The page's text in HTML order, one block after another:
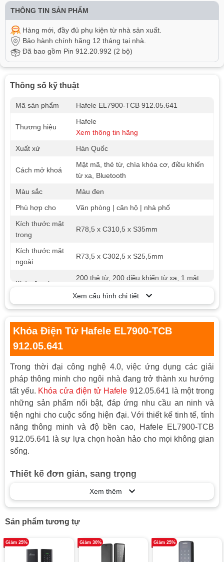
THÔNG TIN SẢN PHẨM
Hàng mới, đầy đủ phụ kiện từ nhà sản xuất.
Bảo hành chính hãng 12 tháng tại nhà.
Đã bao gồm Pin 912.20.992 (2 bộ)
Thông số kỹ thuật
Mã sản phẩm Hafele EL7900-TCB 912.05.641
Thương hiệu
Hafele
Xem thông tin hãng
Xuất xứ
Hàn Quốc
Cách mở khoá
Mật mã, thẻ từ, chìa khóa cơ, điều khiển
từ xa, Bluetooth
Màu sắc
Màu đen
Phù hợp cho
Văn phòng | căn hộ | nhà phố
Kích thước mặt
trong
R78,5 x C310,5 x S35mm
Kích thước mặt
ngoài
R73,5 x C302,5 x S25,5mm
Khả năng lưu
200 thẻ từ, 200 điều khiển từ xa, 1 mật
giới hạn
Tính năng
thời gian thực
bằng cách sử dụng kèm mật mã ảo
Vật liệu
Nhôm, Kẽm, nhựa ABS, sơn phủ kim loại
3 lớp
Nguồn điện
6V ( 8 viên pin alkaline, loại 1,5V, cỡ AA )
Nguồn khẩn
cấp
Pin alkaline 9V
Độ dày cửa
Đố cửa
120 mm
Cửa gỗ
Có
theo
(45 x 18 mm), 3 chìa khóa cơ
Xem cấu hình chi tiết
Khóa Điện Tử Hafele EL7900-TCB
912.05.641
Trong thời đại công nghệ 4.0, việc ứng dụng các giải
pháp thông minh cho ngôi nhà đang trở thành xu hướng
tất yếu. Khóa cửa điện tử Hafele 912.05.641 là một trong
những sản phẩm nổi bật, đáp ứng nhu cầu an ninh và
tiện nghi cho cuộc sống hiện đại. Với thiết kế tinh tế, tính
năng thông minh và độ bền cao, Hafele EL7900-TCB
912.05.641 là sự lựa chọn hoàn hảo cho mọi không gian
sống.
Thiết kế đơn giản, sang trọng
Hafele EL7900-TCB 912.05.641 có thiết thiết kế đơn giản
nhưng cũng không kém phần sang trọng. Sản phẩm
được loại bỏ những chi tiết rườm rà, tập trung vào sự gọn
gàng với các đường nét bo tròn mềm mại. Ngoài ra, màu
đen tuyền của khóa còn toát lên vẻ đẹp thanh lịch, giúp
bạn dễ dàng phối hợp với nhiều màu sắc và chất liệu
Xem thêm
Sản phẩm tương tự
Giảm 25% Giảm 30% Giảm 25%